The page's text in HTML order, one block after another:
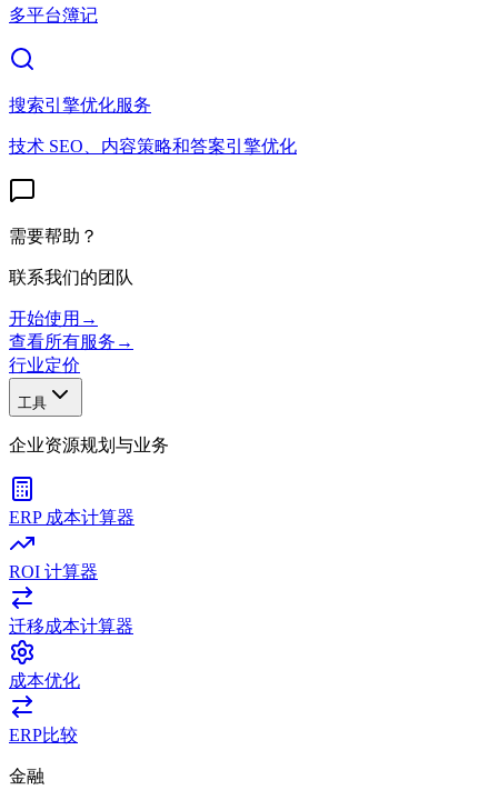
多平台簿记
搜索引擎优化服务
技术 SEO、内容策略和答案引擎优化
需要帮助？
联系我们的团队
开始使用 →
查看所有服务 →
行业定价
工具
企业资源规划与业务
ERP 成本计算器
ROI 计算器
迁移成本计算器
成本优化
ERP比较
金融